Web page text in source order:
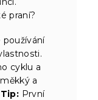
praní?
používání
cyklu a
a
Tip: První